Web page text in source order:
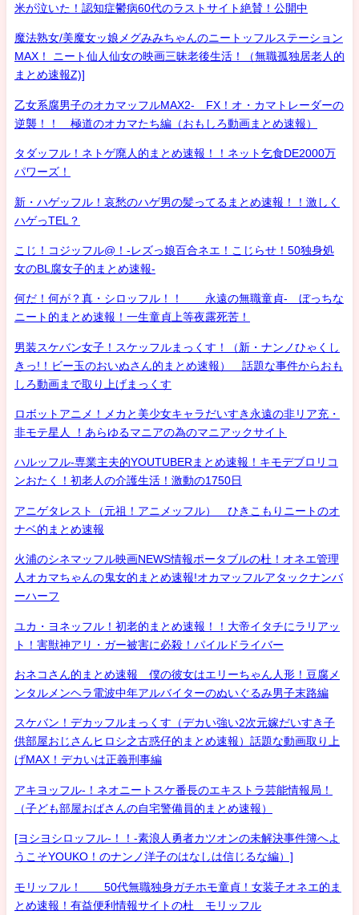
米が泣いた！認知症鬱病60代のラストサイト絶賛！公開中
魔法熟女/美魔女ッ娘メグみみちゃんのニートッフルステーション
MAX！ ニート仙人仙女の映画三昧老後生活！（無職孤独居老人的
まとめ速報Z)]
乙女系腐男子のオカマッフルMAX2- FX！オ・カマトレーダーの
逆襲！！ 極道のオカマたち編（おもしろ動画まとめ速報）
タダッフル！ネトゲ廃人的まとめ速報！！ネット乞食DE2000万
パワーズ！
新・ハゲッフル！哀愁のハゲ男の髪ってるまとめ速報！！激しく
ハゲっTEL？
こじ！コジッフル@！-レズっ娘百合ネエ！こじらせ！50独身処
女のBL腐女子的まとめ速報-
何だ！何が？真・シロッフル！！ 永遠の無職童貞- ぼっちな
ニート的まとめ速報！一生童貞上等夜露死苦！
男装スケバン女子！スケッフルまっくす！（新・ナンノひゃくし
きっ!！ビー玉のおいぬさん的まとめ速報） 話題な事件からおも
しろ動画まで取り上げまっくす
ロボットアニメ！メカと美少女キャラだいすき永遠の非リア充・
非モテ星人 ！あらゆるマニアの為のマニアックサイト
ハルッフル-専業主夫的YOUTUBERまとめ速報！キモデブロリコ
ンおたく！初老人の介護生活！激動の1750日
アニゲタレスト（元祖！アニメッフル） ひきこもりニートのオ
ナベ的まとめ速報
火浦のシネマッフル映画NEWS情報ポータブルの杜！オネエ管理
人オカマちゃんの鬼女的まとめ速報!オカマッフルアタックナンバ
ーハーフ
ユカ・ヨネッフル！初老的まとめ速報！！大帝イタチにラリアッ
ト！害獣神アリ・ガー被害に必殺！パイルドライバー
おネコさん的まとめ速報 僕の彼女はエリーちゃん人形！豆腐メ
ンタルメンヘラ電波中年アルバイターのぬいぐるみ男子末路編
スケバン！デカッフルまっくす（デカい強い2次元嫁だいすき子
供部屋おじさんヒロシ之古惑仔的まとめ速報）話題な動画取り上
げMAX！デカいは正義刑事編
アキヨッフル-！ネオニートスケ番長のエキストラ芸能情報局！
（子ども部屋おばさんの自宅警備員的まとめ速報）
[ヨシヨシロッフル-！！-素浪人勇者カツオンの未解決事件簿へよ
うこそYOUKO！のナンノ洋子のはなしは信じるな編）]
モリッフル！ 50代無職独身ガチホモ童貞！女装子オネエ的ま
とめ速報！有益便利情報サイトの杜 モリッフル